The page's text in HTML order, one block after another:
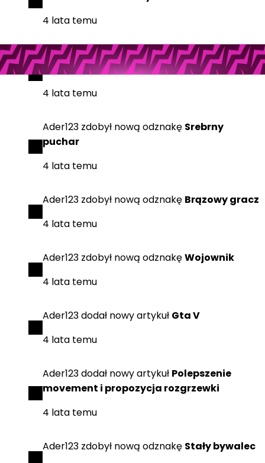
4 lata temu
Ader123dodałnowy artykułRecenzja Forzy
Horizon 5
4 lata temu
Ader123 zdobył nową odznakę Srebrny
puchar
4 lata temu
Ader123 zdobył nową odznakę Brązowy gracz
4 lata temu
Ader123 zdobył nową odznakęWojownik
4 lata temu
Ader123dodał nowy artykuł Gta V
4 lata temu
Ader123dodał nowy artykuł Polepszenie
movement i propozycja rozgrzewki
4 lata temu
Ader123 zdobył nową odznakę Stały bywalec